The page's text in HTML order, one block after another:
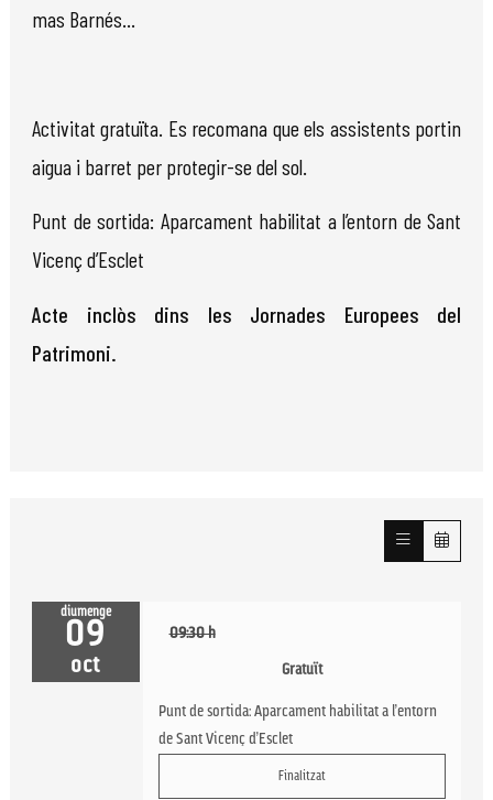
mas Barnés...
Activitat gratuïta. Es recomana que els assistents portin
aigua i barret per protegir-se del sol.
Punt de sortida: Aparcament habilitat a l’entorn de Sant
Vicenç d’Esclet
Acte inclòs dins les Jornades Europees del
Patrimoni.
diumenge
09
oct
09:30 h
Gratuït
Punt de sortida: Aparcament habilitat a l’entorn
de Sant Vicenç d’Esclet
Finalitzat